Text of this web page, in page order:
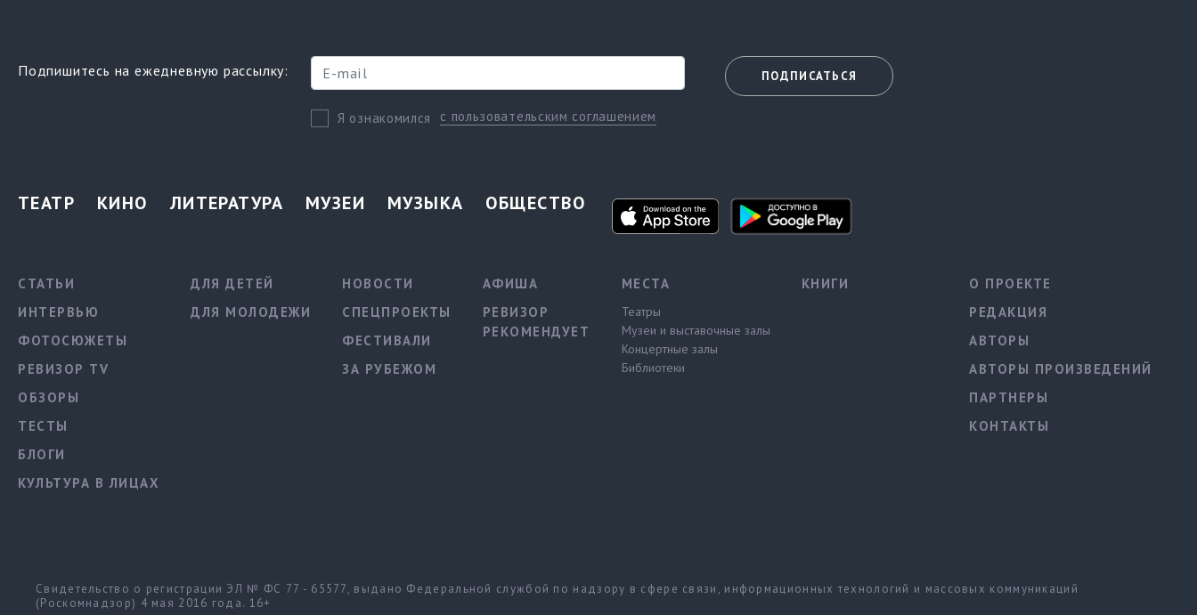
Подпишитесь на ежедневную рассылку:
Я ознакомился с пользовательским соглашением
ПОДПИСАТЬСЯ
ТЕАТР КИНО ЛИТЕРАТУРА МУЗЕИ МУЗЫКА ОБЩЕСТВО
СТАТЬИ
ИНТЕРВЬЮ
ФОТОСЮЖЕТЫ
РЕВИЗОР TV
ОБЗОРЫ
ТЕСТЫ
БЛОГИ
КУЛЬТУРА В ЛИЦАХ
ДЛЯ ДЕТЕЙ
ДЛЯ МОЛОДЕЖИ
НОВОСТИ
СПЕЦПРОЕКТЫ
ФЕСТИВАЛИ
ЗА РУБЕЖОМ
АФИША
РЕВИЗОР
РЕКОМЕНДУЕТ
МЕСТА
Театры
Музеи и выставочные залы
Концертные залы
Библиотеки
КНИГИ
О ПРОЕКТЕ
РЕДАКЦИЯ
АВТОРЫ
АВТОРЫ ПРОИЗВЕДЕНИЙ
ПАРТНЕРЫ
КОНТАКТЫ
Свидетельство о регистрации ЭЛ № ФС 77 - 65577, выдано Федеральной службой по надзору в сфере связи, информационных технологий и массовых коммуникаций
(Роскомнадзор) 4 мая 2016 года. 16+